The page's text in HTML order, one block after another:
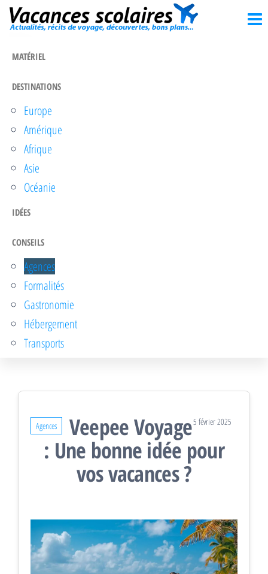
Passer
Vacances
scolaires
MATÉRIEL
DESTINATIONS
Europe
Amérique
Afrique
Asie
Océanie
IDÉES
CONSEILS
Agences
Formalités
Gastronomie
Hébergement
Transports
Agences 5 février 2025
Veepee Voyage
: Une bonne idée pour
vos vacances ?